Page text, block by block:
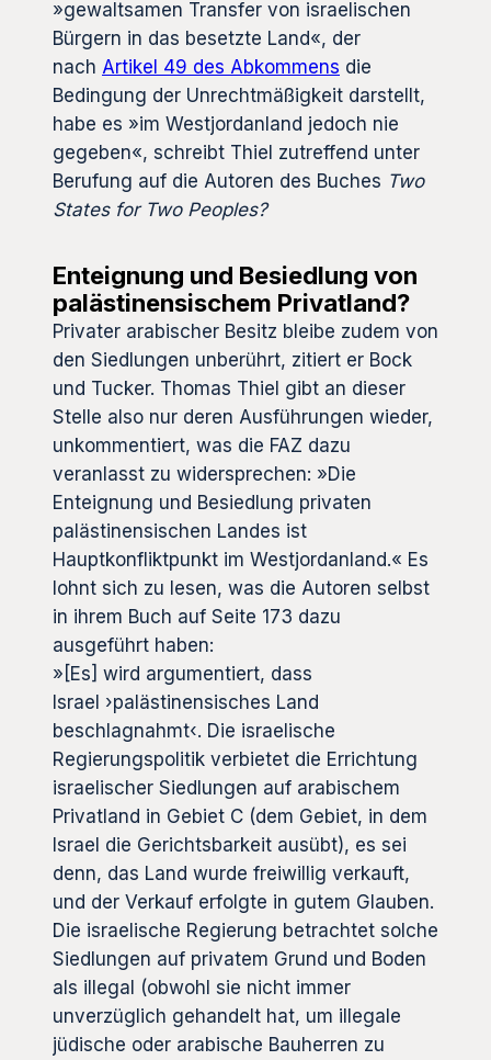
»gewaltsamen Transfer von israelischen
Bürgern in das besetzte Land«, der
nach Artikel 49 des Abkommens die
Bedingung der Unrechtmäßigkeit darstellt,
habe es »im Westjordanland jedoch nie
gegeben«, schreibt Thiel zutreffend unter
Berufung auf die Autoren des Buches Two
States for Two Peoples?
Enteignung und Besiedlung von
palästinensischem Privatland?
Privater arabischer Besitz bleibe zudem von
den Siedlungen unberührt, zitiert er Bock
und Tucker. Thomas Thiel gibt an dieser
Stelle also nur deren Ausführungen wieder,
unkommentiert, was die FAZ dazu
veranlasst zu widersprechen: »Die
Enteignung und Besiedlung privaten
palästinensischen Landes ist
Hauptkonfliktpunkt im Westjordanland.« Es
lohnt sich zu lesen, was die Autoren selbst
in ihrem Buch auf Seite 173 dazu
ausgeführt haben:
»[Es] wird argumentiert, dass
Israel ›palästinensisches Land
beschlagnahmt‹. Die israelische
Regierungspolitik verbietet die Errichtung
israelischer Siedlungen auf arabischem
Privatland in Gebiet C (dem Gebiet, in dem
Israel die Gerichtsbarkeit ausübt), es sei
denn, das Land wurde freiwillig verkauft,
und der Verkauf erfolgte in gutem Glauben.
Die israelische Regierung betrachtet solche
Siedlungen auf privatem Grund und Boden
als illegal (obwohl sie nicht immer
unverzüglich gehandelt hat, um illegale
jüdische oder arabische Bauherren zu